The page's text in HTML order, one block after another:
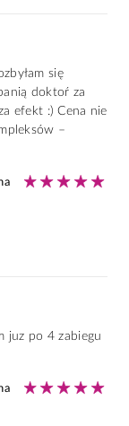
się
doktoŕ za
efekt :) Cena nie
–
juz po 4 zabiegu